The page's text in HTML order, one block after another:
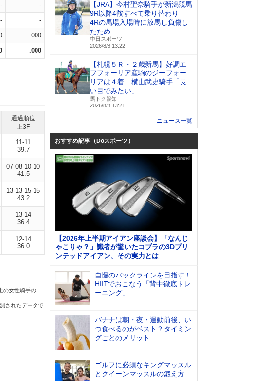
- -
- -
.000
.000
通過順位
上3F
11-11
39.7
07-08-10-10
41.5
13-13-15-15
43.2
13-14
36.4
12-14
36.0
の女性騎手の
されたデータで
【JRA】今村聖奈騎手が新潟競馬
9R以降4鞍すべて乗り替わり
4Rの馬場入場時に放馬し負傷し
たため
中日スポーツ
2026/8/8 13:22
【札幌５Ｒ・２歳新馬】好調エ
フフォーリア産駒のジーフォー
リアは４着 横山武史騎手「長
い目でみたい」
馬トク報知
2026/8/8 13:21
ニュース一覧
おすすめ記事（Doスポーツ）
【2026年上半期アイアン座談会】「なんじ
ゃこりゃ？」識者が驚いたコブラの3Dプリ
ンテッドアイアン、その実力とは
自慢のバックラインを目指す！
HIITでおこなう「背中徹底トレ
ーニング」
バナナは朝・夜・運動前後、い
つ食べるのがベスト？タイミン
グごとのメリット
ゴルフに必須なキングマッスル
とクイーンマッスルの鍛え方